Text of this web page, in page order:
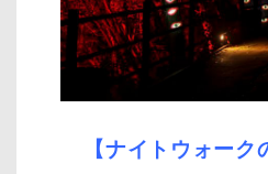
【ナイトウォーク